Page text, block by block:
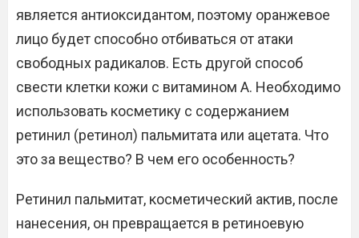
является антиоксидантом, поэтому оранжевое
лицо будет способно отбиваться от атаки
свободных радикалов. Есть другой способ
свести клетки кожи с витамином А. Необходимо
использовать косметику с содержанием
ретинил (ретинол) пальмитата или ацетата. Что
это за вещество? В чем его особенность?
Ретинил пальмитат, косметический актив, после
нанесения, он превращается в ретиноевую